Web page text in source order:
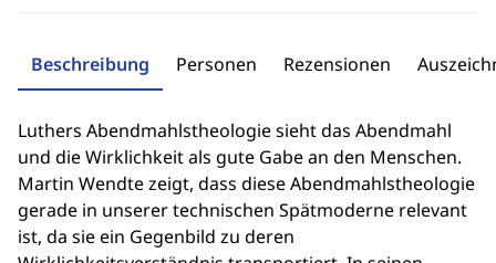
Beschreibung Personen Rezensionen
Luthers Abendmahlstheologie sieht das Abendmahl
und die Wirklichkeit als gute Gabe an den Menschen.
Martin Wendte zeigt, dass diese Abendmahlstheologie
gerade in unserer technischen Spätmoderne relevant
ist, da sie ein Gegenbild zu deren